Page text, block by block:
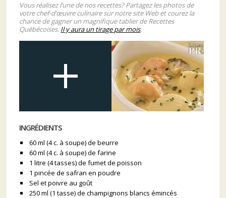
Vous réalisez l’une de nos recettes? Partagez les photos de
votre chef-d’œuvre culinaire sur notre site Web et courez la
chance de gagner un magnifique tablier de Recettes
Québécoises. Il y aura un tirage par mois.
INGRÉDIENTS
60 ml (4 c. à soupe) de beurre
60 ml (4 c. à soupe) de farine
1 litre (4 tasses) de fumet de poisson
1 pincée de safran en poudre
Sel et poivre au goût
250 ml (1 tasse) de champignons blancs émincés